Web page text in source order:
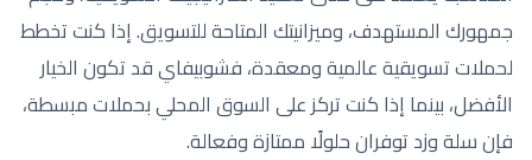
جمهورك المستهدف، وميزانيتك المتاحة للتسويق. إذا كنت تخطط
لحملات تسويقية عالمية ومعقدة، فشوبيفاي قد تكون الخيار
الأفضل، بينما إذا كنت تركز على السوق المحلي بحملات مبسطة،
فإن سلة وزد توفران حلولًا ممتازة وفعالة.